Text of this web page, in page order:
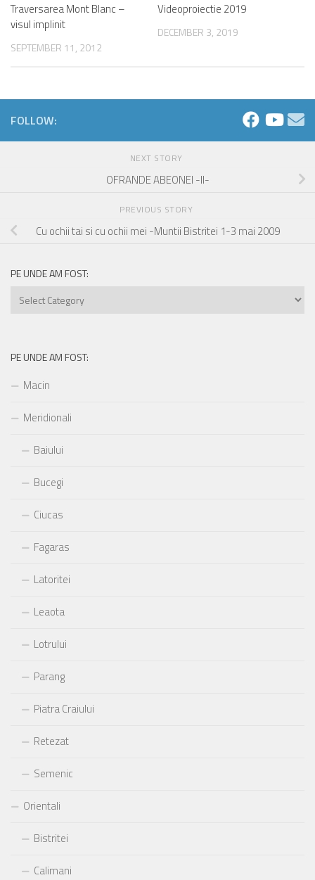
Traversarea Mont Blanc –
visul implinit
SEPTEMBER 11, 2012
Videoproiectie 2019
DECEMBER 3, 2019
FOLLOW:
NEXT STORY
OFRANDE ABEONEI -II-
PREVIOUS STORY
Cu ochii tai si cu ochii mei -Muntii Bistritei 1-3 mai 2009
PE UNDE AM FOST:
Pe
PE UNDE AM FOST:
Macin
Meridionali
Baiului
Bucegi
Ciucas
Fagaras
Latoritei
Leaota
Lotrului
Parang
Piatra Craiului
Retezat
Semenic
Orientali
Bistritei
Calimani